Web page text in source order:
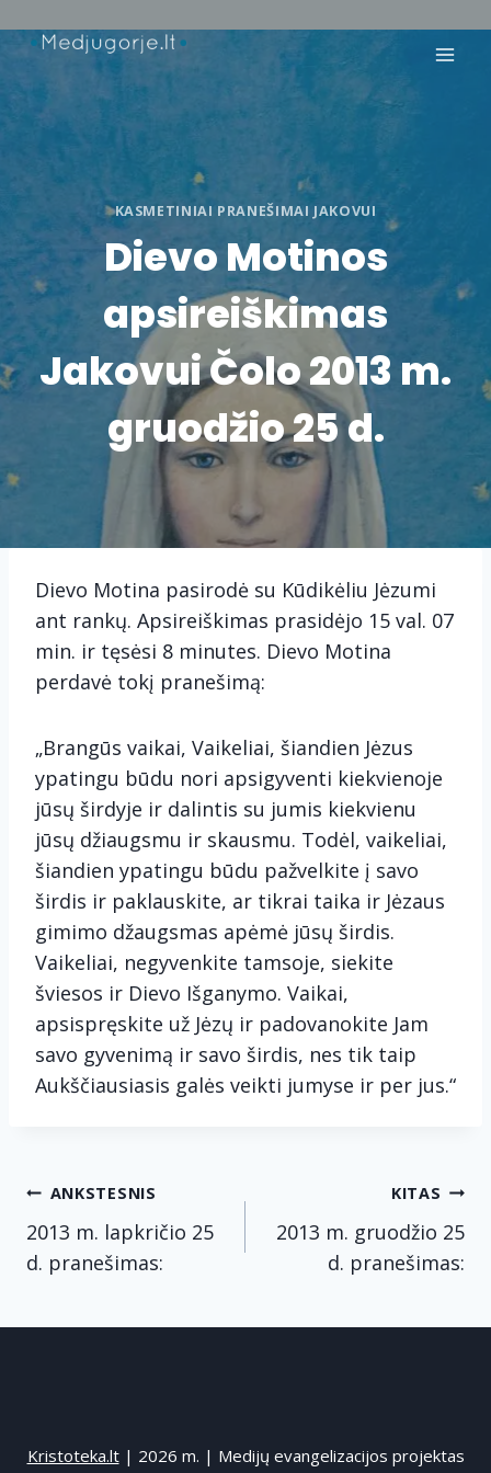
KASMETINIAI PRANEŠIMAI JAKOVUI
Dievo Motinos
apsireiškimas
Jakovui Čolo 2013 m.
gruodžio 25 d.
Dievo Motina pasirodė su Kūdikėliu Jėzumi
ant rankų. Apsireiškimas prasidėjo 15 val. 07
min. ir tęsėsi 8 minutes. Dievo Motina
perdavė tokį pranešimą:
„Brangūs vaikai, Vaikeliai, šiandien Jėzus
ypatingu būdu nori apsigyventi kiekvienoje
jūsų širdyje ir dalintis su jumis kiekvienu
jūsų džiaugsmu ir skausmu. Todėl, vaikeliai,
šiandien ypatingu būdu pažvelkite į savo
širdis ir paklauskite, ar tikrai taika ir Jėzaus
gimimo džaugsmas apėmė jūsų širdis.
Vaikeliai, negyvenkite tamsoje, siekite
šviesos ir Dievo Išganymo. Vaikai,
apsispręskite už Jėzų ir padovanokite Jam
savo gyvenimą ir savo širdis, nes tik taip
Aukščiausiasis galės veikti jumyse ir per jus.“
Navigacija
tarp
įrašų
ANKSTESNIS
2013 m. lapkričio 25
d. pranešimas:
KITAS
2013 m. gruodžio 25
d. pranešimas:
Kristoteka.lt| 2026 m. | Medijų evangelizacijos projektas